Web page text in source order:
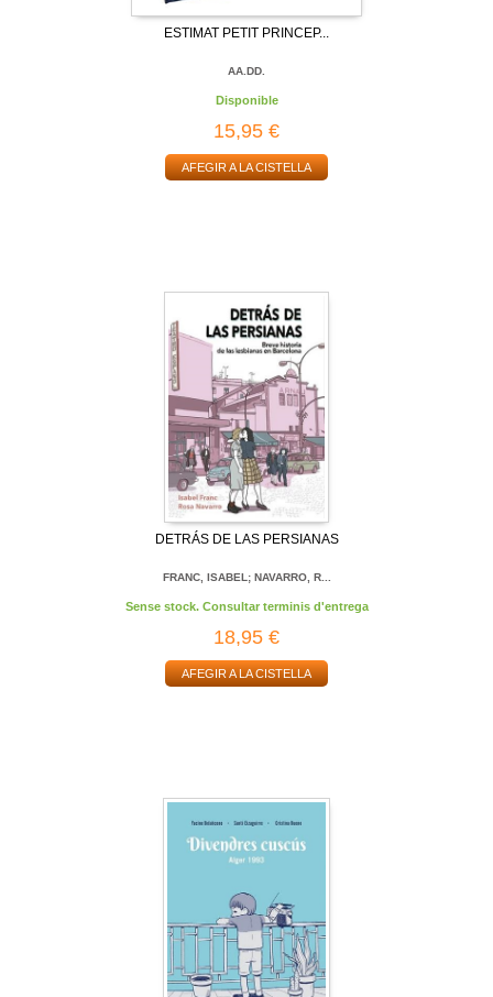
ESTIMAT PETIT PRINCEP...
AA.DD.
Disponible
15,95 €
AFEGIR A LA CISTELLA
DETRÁS DE LAS PERSIANAS
FRANC, ISABEL; NAVARRO, R...
Sense stock. Consultar terminis d'entrega
18,95 €
AFEGIR A LA CISTELLA